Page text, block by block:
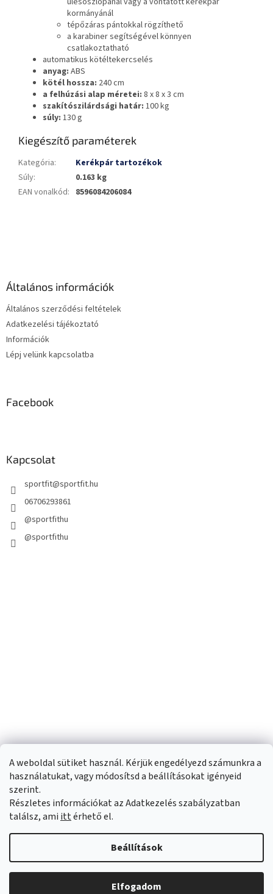
A weboldal sütiket használ. Kérjük engedélyezd számunkra a
használatukat, vagy módosítsd a beállításokat igényeid
szerint.
Részletes információkat az Adatkezelés szabályzatban
találsz, ami ittérhető el.
Beállítások
Elfogadom
kormányánál
tépőzáras pántokkal rögzíthető
a karabiner segítségével könnyen
csatlakoztatható
automatikus kötéltekercselés
anyag: ABS
kötél hossza: 240 cm
a felhúzási alap méretei: 8 x 8 x 3 cm
szakítószilárdsági határ: 100 kg
súly: 130 g
Kiegészítő paraméterek
Kategória:
Kerékpár tartozékok
Súly:
0.163 kg
EAN vonalkód: 8596084206084
Általános információk
Általános szerződési feltételek
Adatkezelési tájékoztató
Információk
Lépj velünk kapcsolatba
Facebook
Kapcsolat
sportfit@sportfit.hu
06706293861
@sportfithu
@sportfithu
Shoptet készítette
Sportfit.hu. Minden jog fenntartva.